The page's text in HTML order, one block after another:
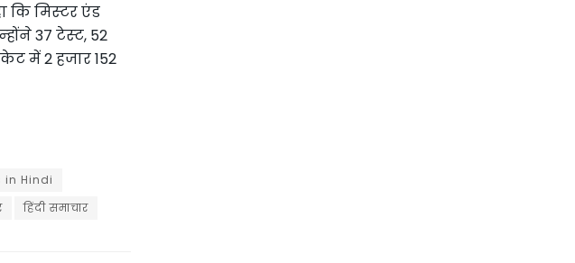
कि मिस्‍टर एंड
37 टेस्‍ट, 52
में 2 हजार 152
in Hindi
हिंदी समाचार